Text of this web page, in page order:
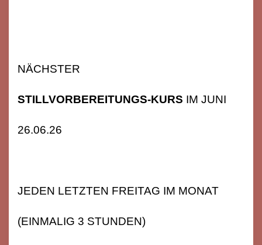
NÄCHSTER
STILLVORBEREITUNGS-KURS IM JUNI
26.06.26
JEDEN LETZTEN FREITAG IM MONAT
(EINMALIG 3 STUNDEN)